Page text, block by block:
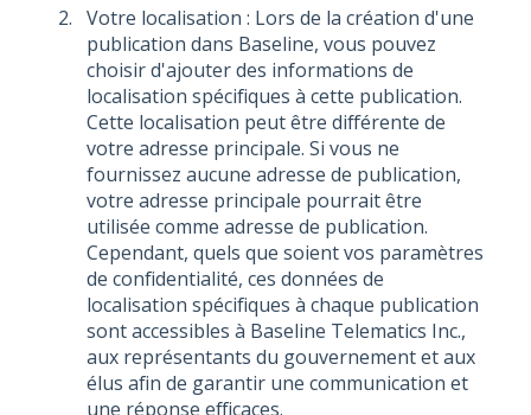
Votre localisation : Lors de la création d'une
publication dans Baseline, vous pouvez
choisir d'ajouter des informations de
localisation spécifiques à cette publication.
Cette localisation peut être différente de
votre adresse principale. Si vous ne
fournissez aucune adresse de publication,
votre adresse principale pourrait être
utilisée comme adresse de publication.
Cependant, quels que soient vos paramètres
de confidentialité, ces données de
localisation spécifiques à chaque publication
sont accessibles à Baseline Telematics Inc.,
aux représentants du gouvernement et aux
élus afin de garantir une communication et
une réponse efficaces.